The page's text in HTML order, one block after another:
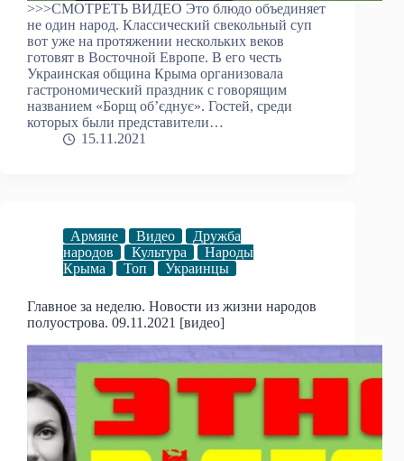
>>>СМОТРЕТЬ ВИДЕО Это блюдо объединяет
не один народ. Классический свекольный суп
вот уже на протяжении нескольких веков
готовят в Восточной Европе. В его честь
Украинская община Крыма организовала
гастрономический праздник с говорящим
названием «Борщ об’єднує». Гостей, среди
которых были представители…
15.11.2021
Армяне Видео
Дружба
народов
Культура
Народы
Крыма
Топ Украинцы
Главное за неделю. Новости из жизни народов
полуострова. 09.11.2021 [видео]